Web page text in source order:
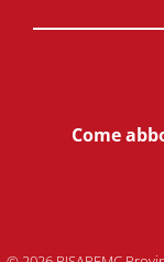
Come